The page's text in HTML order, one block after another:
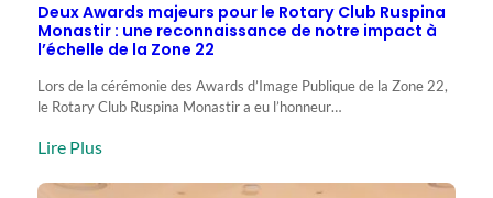
Deux Awards majeurs pour le Rotary Club Ruspina
Monastir : une reconnaissance de notre impact à
l’échelle de la Zone 22
Lors de la cérémonie des Awards d’Image Publique de la Zone 22,
le Rotary Club Ruspina Monastir a eu l’honneur…
Lire Plus: